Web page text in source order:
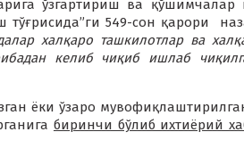
ўзгартириш ва
тўғрисида”ги 549-сон қарори
халқаро ташкилотлар ва
келиб чиқиб ишлаб
ёки ўзаро
биринчи бўлиб ихтиёрий